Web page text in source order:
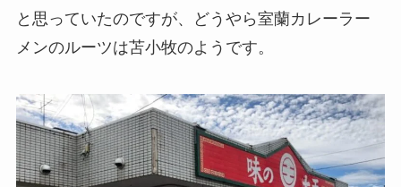
と思っていたのですが、どうやら室蘭カレーラー
メンのルーツは苫小牧のようです。